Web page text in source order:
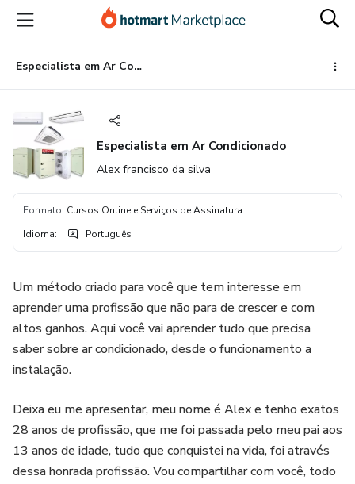
para
conteúdo
principal
para
pagamento
para
rodapé
Especialista em Ar Condicionado
Especialista em Ar Condicionado
Alex francisco da silva
Formato: Cursos Online e Serviços de Assinatura
Idioma: Português
Um método criado para você que tem interesse em
aprender uma profissão que não para de crescer e com
altos ganhos. Aqui você vai aprender tudo que precisa
saber sobre ar condicionado, desde o funcionamento a
instalação.
Deixa eu me apresentar, meu nome é Alex e tenho exatos
28 anos de profissão, que me foi passada pelo meu pai aos
13 anos de idade, tudo que conquistei na vida, foi através
dessa honrada profissão. Vou compartilhar com você, todo